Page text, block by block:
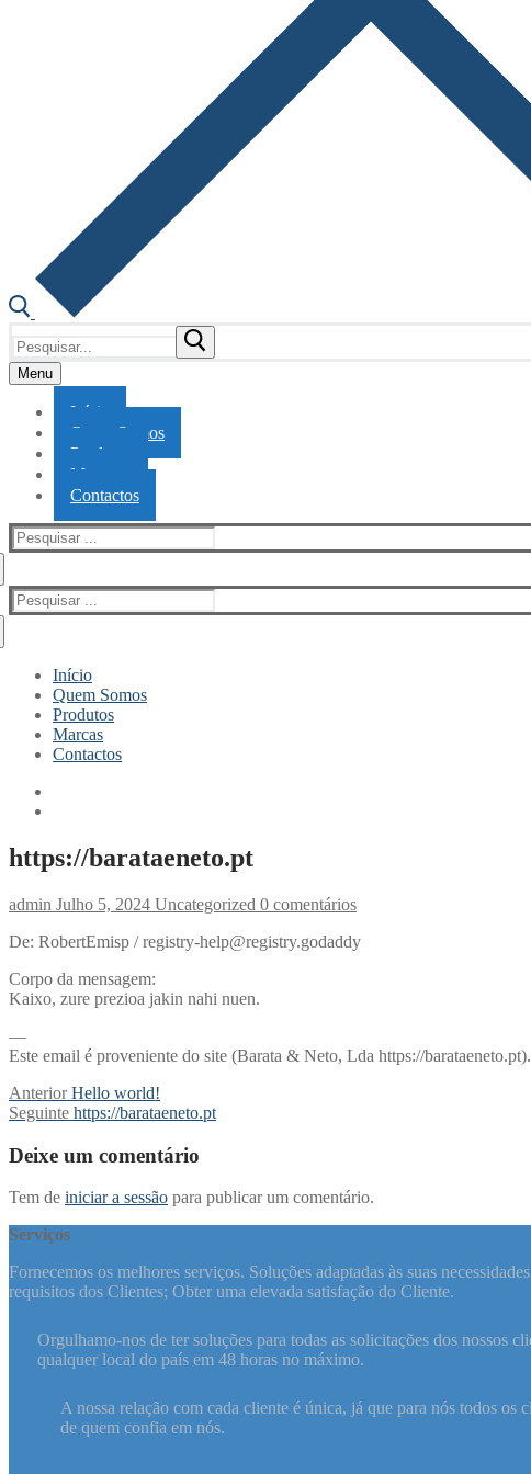
por:
Menu
Início
Quem Somos
Produtos
Marcas
Contactos
Pesquisar
por:
Pesquisar
por:
Início
Quem Somos
Produtos
Marcas
Contactos
https://barataeneto.pt
admin Julho 5, 2024 Uncategorized 0 comentários
De: RobertEmisp / registry-help@registry.godaddy
Corpo da mensagem:
Kaixo, zure prezioa jakin nahi nuen.
—
Este email é proveniente do site (Barata & Neto, Lda https://barataeneto.pt).
Navegação
de
artigos
Anterior Previous
post:
Hello world!
Seguinte Next
https://barataeneto.pt
Deixe um comentário
Tem de iniciar a sessão para publicar um comentário.
Serviços
Fornecemos os melhores serviços. Soluções adaptadas às suas
requisitos dos Clientes; Obter uma elevada satisfação do Cliente.
Orgulhamo-nos de ter soluções para todas as solicitações dos nossos
qualquer local do país em 48 horas no máximo.
A nossa relação com cada cliente é única, já que para nós todos os
de quem confia em nós.